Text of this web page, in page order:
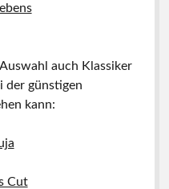
auch Klassiker
der günstigen
kann:
Cut